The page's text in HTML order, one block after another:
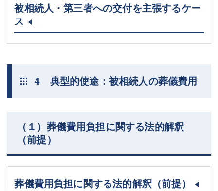
被相続人・第三者への交付を主張するケー
ス
4 典型的使途：被相続人の葬儀費用
（１）葬儀費用負担に関する法的解釈
（前提）
葬儀費用負担に関する法的解釈（前提）